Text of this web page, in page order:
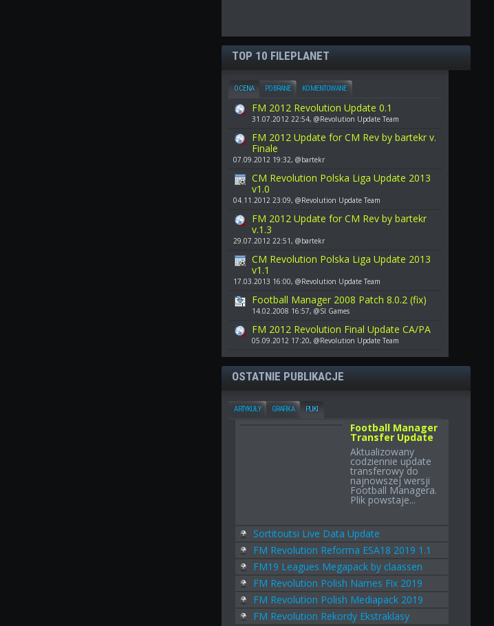
TOP 10 FILEPLANET
OCENA POBRANE KOMENTOWANE
FM 2012 Revolution Update 0.1
31.07.2012 22:54, @Revolution Update Team
FM 2012 Update for CM Rev by bartekr v.
Finale
07.09.2012 19:32, @bartekr
CM Revolution Polska Liga Update 2013
v1.0
04.11.2012 23:09, @Revolution Update Team
FM 2012 Update for CM Rev by bartekr
v.1.3
29.07.2012 22:51, @bartekr
CM Revolution Polska Liga Update 2013
v1.1
17.03.2013 16:00, @Revolution Update Team
Football Manager 2008 Patch 8.0.2 (fix)
14.02.2008 16:57, @SI Games
FM 2012 Revolution Final Update CA/PA
05.09.2012 17:20, @Revolution Update Team
OSTATNIE PUBLIKACJE
ARTYKUŁY GRAFIKA PLIKI
Football Manager
Transfer Update
Aktualizowany
codziennie update
transferowy do
najnowszej wersji
Football Managera.
Plik powstaje...
Sortitoutsi Live Data Update
FM Revolution Reforma ESA18 2019 1.1
FM19 Leagues Megapack by claassen
FM Revolution Polish Names Fix 2019
FM Revolution Polish Mediapack 2019
FM Revolution Rekordy Ekstraklasy